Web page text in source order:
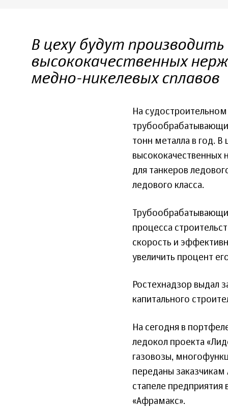
В цеху будут
высококачественных
медно-никелевых сплавов
На
тонн металла в год. В
высококачественных
для танкеров
ледового класса.
процесса
скорость и
увеличить процент
Ростехнадзор выдал
капитального
На сегодня в
ледокол проекта
газовозы,
переданы
стапеле предприятия
«Афрамакс».